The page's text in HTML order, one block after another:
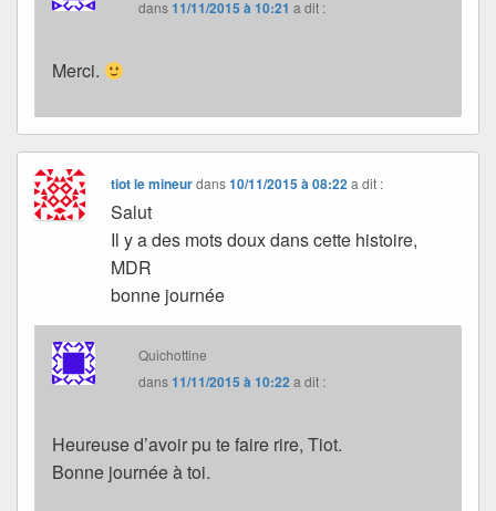
dans11/11/2015 à 10:21 a dit :
Merci.
tiot le mineurdans10/11/2015 à 08:22 a dit :
Salut
Il y a des mots doux dans cette histoire,
MDR
bonne journée
Quichottine
dans11/11/2015 à 10:22 a dit :
Heureuse d’avoir pu te faire rire, Tiot.
Bonne journée à toi.